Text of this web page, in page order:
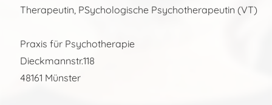
Therapeutin, PSychologische Psychotherapeutin (VT)
Praxis für Psychotherapie
Dieckmannstr.118
48161 Münster